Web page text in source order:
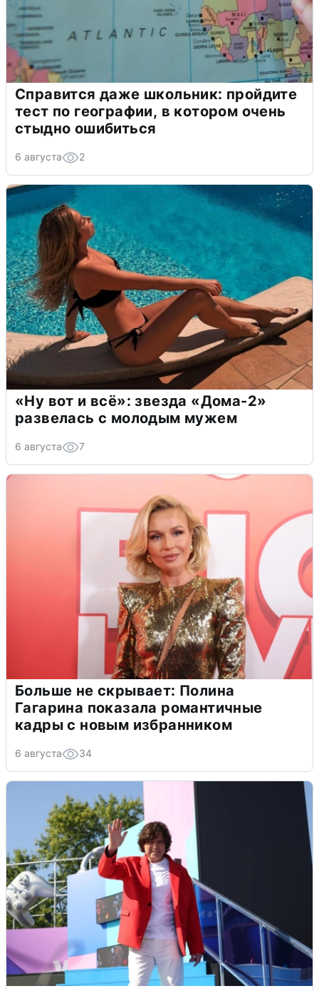
Справится даже школьник: пройдите
тест по географии, в котором очень
стыдно ошибиться
6 августа 2
«Ну вот и всё»: звезда «Дома-2»
развелась с молодым мужем
6 августа 7
Больше не скрывает: Полина
Гагарина показала романтичные
кадры с новым избранником
6 августа 34